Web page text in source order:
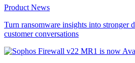
Product News
Turn ransomware insights into stronger
customer conversations